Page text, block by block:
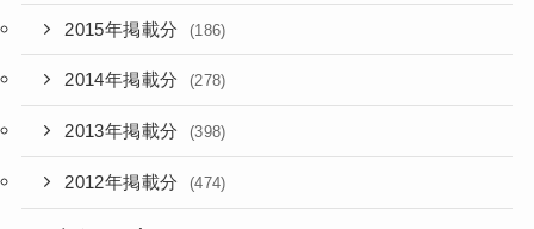
2015年掲載分 (186)
2014年掲載分 (278)
2013年掲載分 (398)
2012年掲載分 (474)